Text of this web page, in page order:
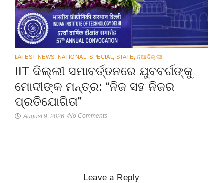
LATEST NEWS, NATIONAL, SPECIAL, STATE, ନୂଆଦିଲ୍ଲୀ
IIT ଦିଲ୍ଲୀ ସମାବର୍ତ୍ତନରେ ଯୁବବର୍ଗଙ୍କୁ
ମୋଦୀଙ୍କ ମନ୍ତ୍ର: “ନିଜ ସହ ନିଜର
ପ୍ରତିଯୋଗିତା”
August 9, 2026 /No Comments
Leave a Reply